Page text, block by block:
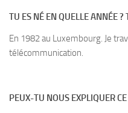
TU ES NÉ EN QUELLE ANNÉE
En 1982 au Luxembourg. Je
télécommunication.
PEUX-TU NOUS EXPLIQUER